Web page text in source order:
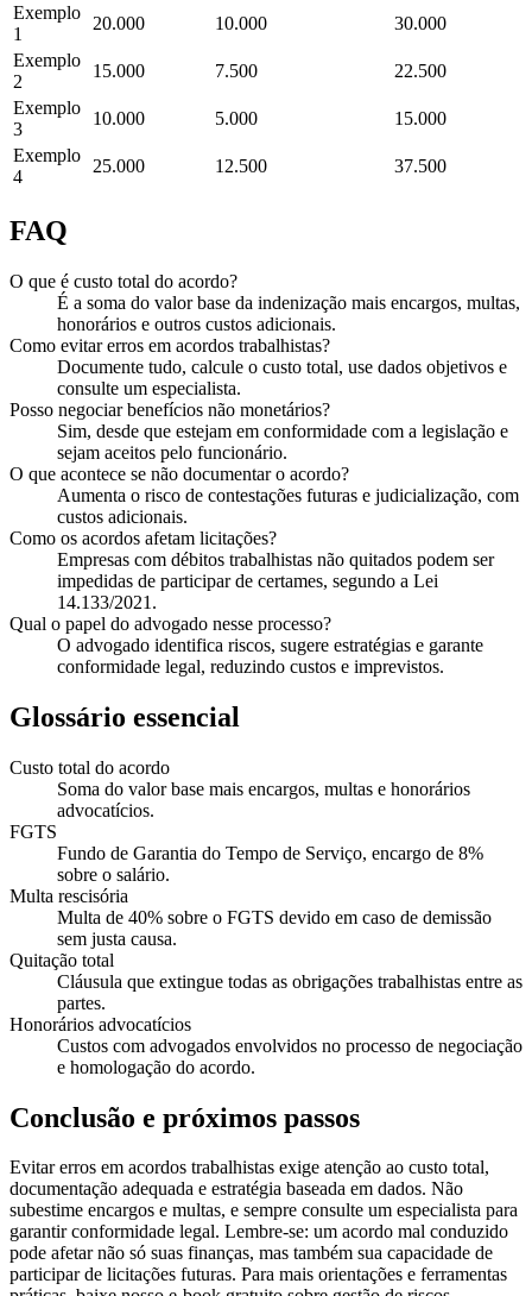
Exemplo
1
20.000 10.000
30.000
Exemplo
2
15.000 7.500
22.500
Exemplo
3
10.000 5.000
15.000
Exemplo
4
25.000 12.500 37.500
FAQ
O que é custo total do acordo?
É a soma do valor base da indenização mais encargos, multas,
honorários e outros custos adicionais.
Como evitar erros em acordos trabalhistas?
Documente tudo, calcule o custo total, use dados objetivos e
consulte um especialista.
Posso negociar benefícios não monetários?
Sim, desde que estejam em conformidade com a legislação e
sejam aceitos pelo funcionário.
O que acontece se não documentar o acordo?
Aumenta o risco de contestações futuras e judicialização, com
custos adicionais.
Como os acordos afetam licitações?
Empresas com débitos trabalhistas não quitados podem ser
impedidas de participar de certames, segundo a Lei
14.133/2021.
Qual o papel do advogado nesse processo?
O advogado identifica riscos, sugere estratégias e garante
conformidade legal, reduzindo custos e imprevistos.
Glossário essencial
Custo total do acordo
Soma do valor base mais encargos, multas e honorários
advocatícios.
FGTS
Fundo de Garantia do Tempo de Serviço, encargo de 8%
sobre o salário.
Multa rescisória
Multa de 40% sobre o FGTS devido em caso de demissão
sem justa causa.
Quitação total
Cláusula que extingue todas as obrigações trabalhistas entre as
partes.
Honorários advocatícios
Custos com advogados envolvidos no processo de negociação
e homologação do acordo.
Conclusão e próximos passos
Evitar erros em acordos trabalhistas exige atenção ao custo total,
documentação adequada e estratégia baseada em dados. Não
subestime encargos e multas, e sempre consulte um especialista para
garantir conformidade legal. Lembre-se: um acordo mal conduzido
pode afetar não só suas finanças, mas também sua capacidade de
participar de licitações futuras. Para mais orientações e ferramentas